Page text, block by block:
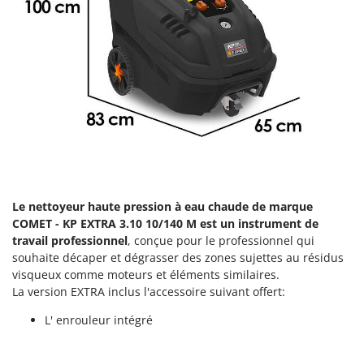
Groupes électrogènes
Gyrobroyeurs à lame pour tracteur
Haches - Cognées et Hachettes
Hachoirs à viande
Herses à Dents
L
Lames à neige
Lames niveleuses pour tracteur
Lave-vitres
Lieuses électriques pour vignes
Machines à pâtes
Eschenfelder
EuroMech
Eurosystems
F
Fama Industrie
Le nettoyeur haute pression à eau chaude de marque
COMET - KP EXTRA 3.10 10/140 M est un instrument de
travail professionnel, conçue pour le professionnel qui
souhaite décaper et dégrasser des zones sujettes au résidus
visqueux comme moteurs et éléments similaires.
La version EXTRA inclus l'accessoire suivant offert:
L' enrouleur intégré